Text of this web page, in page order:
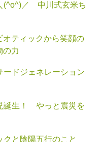
(^o^)／ 中川式玄米ち
オティックから笑顔の
力
ドジェネレーション
誕生！ やっと震災を
クと陰陽五行のこと